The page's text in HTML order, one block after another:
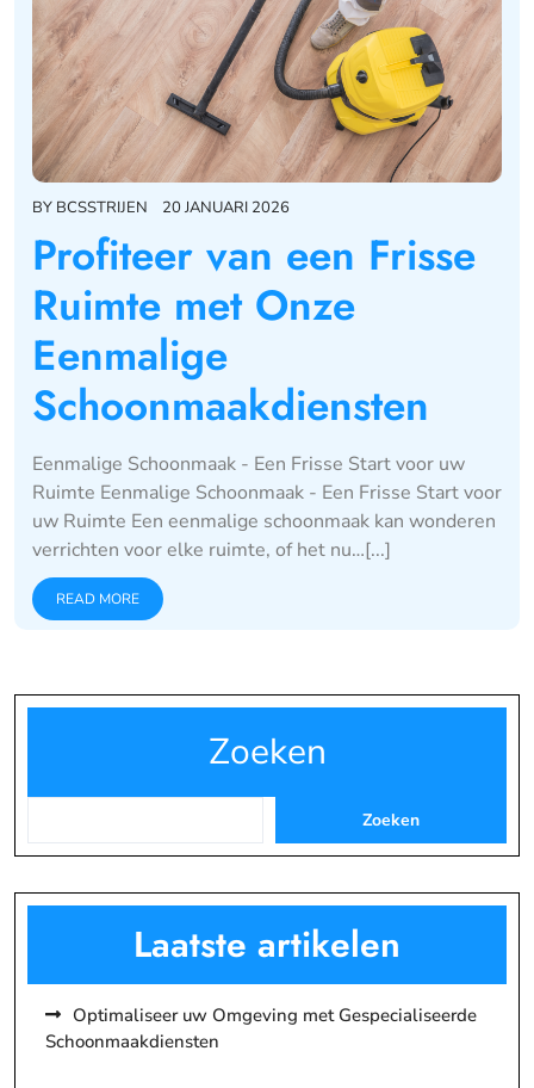
BY BCSSTRIJEN 20 JANUARI 2026
Profiteer van een Frisse
Ruimte met Onze
Eenmalige
Schoonmaakdiensten
Eenmalige Schoonmaak - Een Frisse Start voor uw
Ruimte Eenmalige Schoonmaak - Een Frisse Start voor
uw Ruimte Een eenmalige schoonmaak kan wonderen
verrichten voor elke ruimte, of het nu…[...]
READ MORE
Zoeken
Zoeken
Laatste artikelen
Optimaliseer uw Omgeving met Gespecialiseerde
Schoonmaakdiensten